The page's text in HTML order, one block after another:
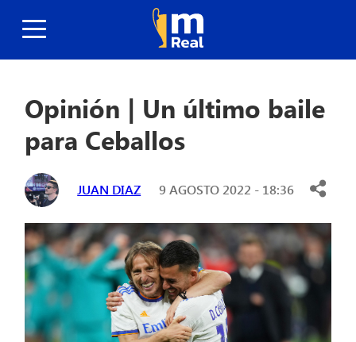
Opinión | Un último baile
para Ceballos
JUAN DIAZ 9 AGOSTO 2022 - 18:36